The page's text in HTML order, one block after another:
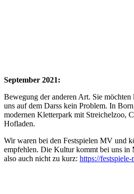
September 2021:
Bewegung der anderen Art. Sie möchten
uns auf dem Darss kein Problem. In
modernen Kletterpark mit Streichelzoo,
Hofladen.
Wir waren bei den Festspielen MV und
empfehlen. Die Kultur kommt bei uns in
also auch nicht zu kurz: https://festspiele-